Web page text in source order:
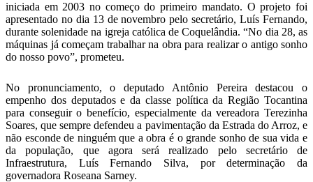
iniciada em 2003 no começo do primeiro mandato. O projeto foi
apresentado no dia 13 de novembro pelo secretário, Luís Fernando,
durante solenidade na igreja católica de Coquelândia. “No dia 28, as
máquinas já começam trabalhar na obra para realizar o antigo sonho
do nosso povo”, prometeu.
No pronunciamento, o deputado Antônio Pereira destacou o
empenho dos deputados e da classe política da Região Tocantina
para conseguir o benefício, especialmente da vereadora Terezinha
Soares, que sempre defendeu a pavimentação da Estrada do Arroz, e
não esconde de ninguém que a obra é o grande sonho de sua vida e
da população, que agora será realizado pelo secretário de
Infraestrutura, Luís Fernando Silva, por determinação da
governadora Roseana Sarney.